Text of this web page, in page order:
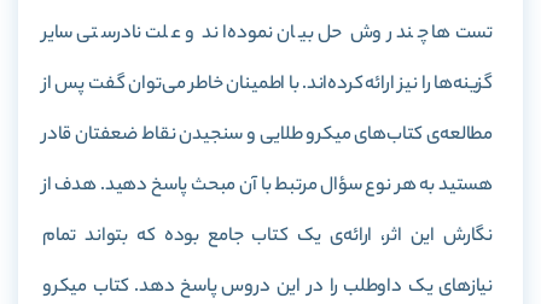
تست‌ها چند روش حل بیان نموده‌اند و علت نادرستی سایر
گزینه‌ها را نیز ارائه کرده‌اند. با اطمینان خاطر می‌توان گفت پس از
مطالعه‌ی کتاب‌های میکرو طلایی و سنجیدن نقاط ضعفتان قادر
هستید به هر نوع سؤال مرتبط با آن مبحث پاسخ دهید. هدف از
نگارش این اثر، ارائه‌ی یک کتاب جامع بوده که بتواند تمام
نیازهای یک داوطلب را در این دروس پاسخ دهد. کتاب میکرو